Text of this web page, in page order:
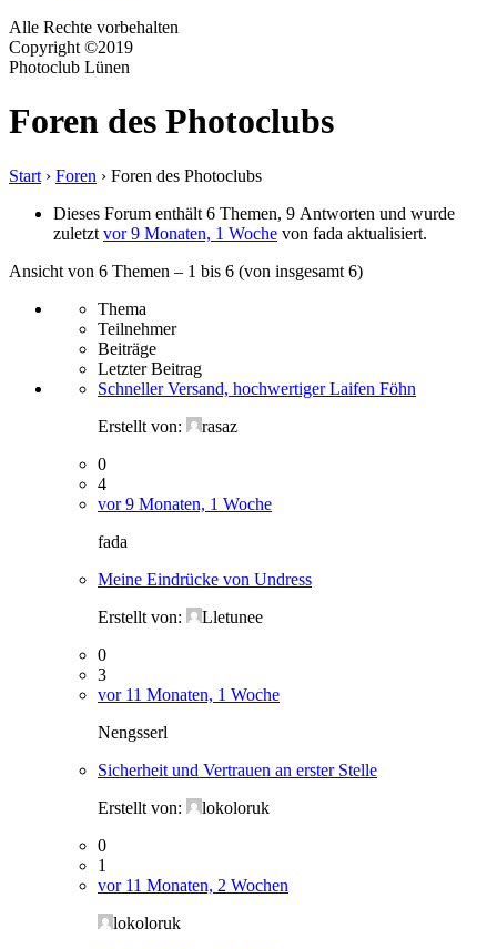
Alle Rechte vorbehalten
Copyright ©2019
Photoclub Lünen
Foren des Photoclubs
Start › Foren › Foren des Photoclubs
Dieses Forum enthält 6 Themen, 9 Antworten und wurde
zuletzt vor 9 Monaten, 1 Woche von fada aktualisiert.
Ansicht von 6 Themen – 1 bis 6 (von insgesamt 6)
Thema
Teilnehmer
Beiträge
Letzter Beitrag
Schneller Versand, hochwertiger Laifen Föhn
Erstellt von:
rasaz
0
4
vor 9 Monaten, 1 Woche
fada
Meine Eindrücke von Undress
Erstellt von:
Lletunee
0
3
vor 11 Monaten, 1 Woche
Nengsserl
Sicherheit und Vertrauen an erster Stelle
Erstellt von:
lokoloruk
0
1
vor 11 Monaten, 2 Wochen
lokoloruk